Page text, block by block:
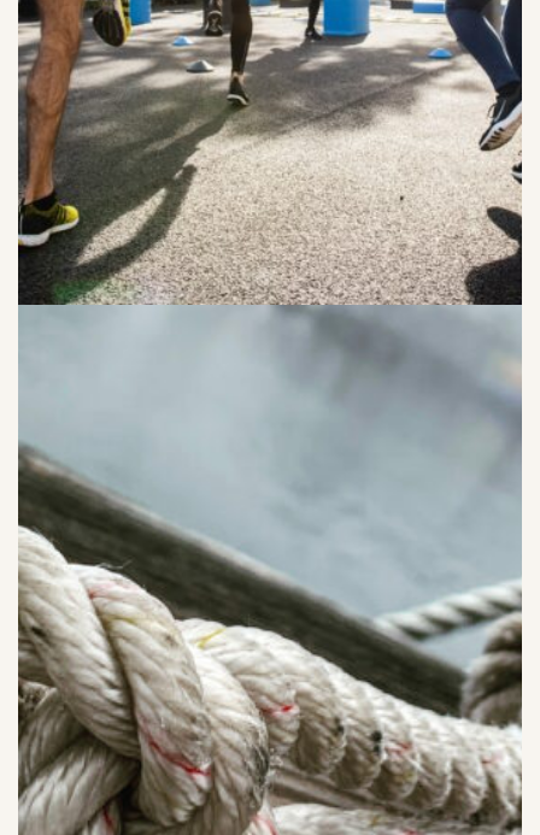
I PRISER INGÅR MEDALJ TILL VINNANDE LAGET